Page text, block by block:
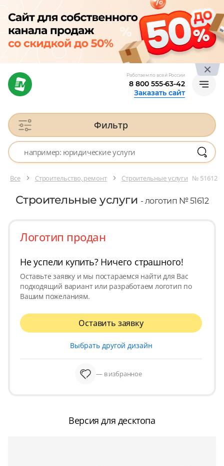
Работаем по всей России
8 800 555-63-42
Заказать сайт
Фильтр
Все Строительство, ремонт Строительные услуги № 51612
Строительные услуги - логотип № 51612
Логотип продан
Не успели купить? Ничего страшного!
Оставьте заявку и мы постараемся найти для Вас
подходящий вариант или разработаем логотип по
Вашим пожеланиям.
Оставить заявку
Выбрать другой дизайн
— в избранное
Версия для десктопа